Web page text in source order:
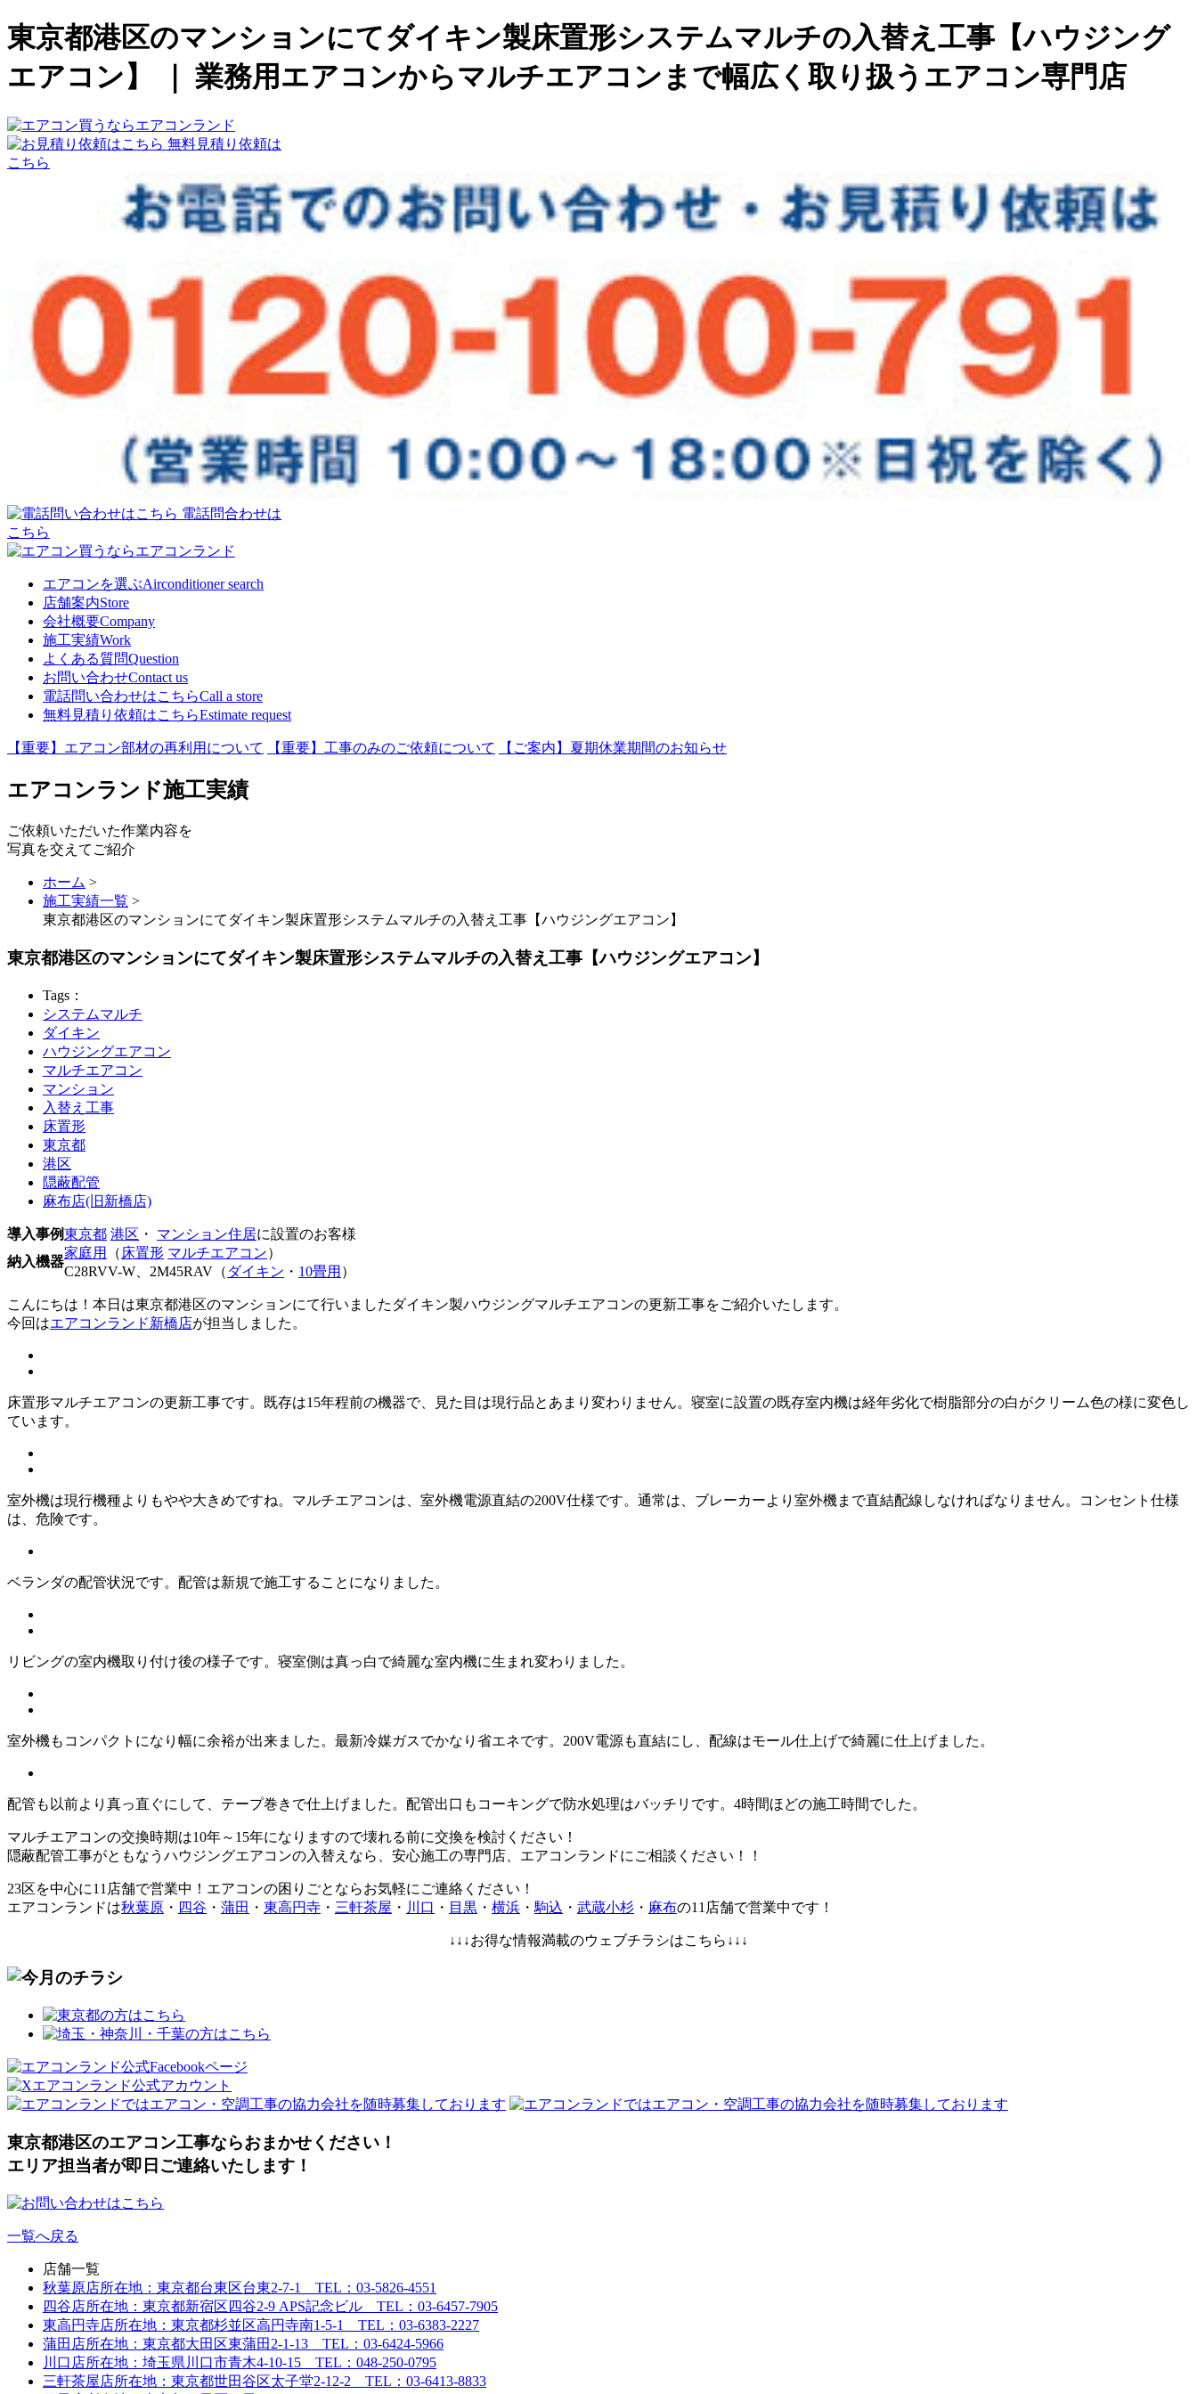
東京都港区のマンションにてダイキン製床置形システムマルチの入替え工事【ハウジング
エアコン】 ｜ 業務用エアコンからマルチエアコンまで幅広く取り扱うエアコン専門店
無料見積り依頼は
こちら
電話問合わせは
こちら
エアコンを選ぶAirconditioner search
店舗案内Store
会社概要Company
施工実績Work
よくある質問Question
お問い合わせContact us
電話問い合わせはこちらCall a store
無料見積り依頼はこちらEstimate request
【重要】エアコン部材の再利用について 【重要】工事のみのご依頼について 【ご案内】夏期休業期間のお知らせ
エアコンランド施工実績
ご依頼いただいた作業内容を
写真を交えてご紹介
ホーム >
施工実績一覧 >
東京都港区のマンションにてダイキン製床置形システムマルチの入替え工事【ハウジングエアコン】
東京都港区のマンションにてダイキン製床置形システムマルチの入替え工事【ハウジングエアコン】
Tags：
システムマルチ
ダイキン
ハウジングエアコン
マルチエアコン
マンション
入替え工事
床置形
東京都
港区
隠蔽配管
麻布店(旧新橋店)
導入事例東京都 港区 ・ マンション住居に設置のお客様
納入機器
家庭用 （ 床置形 マルチエアコン）
C28RVV-W、2M45RAV（ ダイキン ・ 10畳用 ）
こんにちは！本日は東京都港区のマンションにて行いましたダイキン製ハウジングマルチエアコンの更新工事をご紹介いたします。
今回はエアコンランド新橋店が担当しました。
床置形マルチエアコンの更新工事です。既存は15年程前の機器で、見た目は現行品とあまり変わりません。寝室に設置の既存室内機は経年劣化で樹脂部分の白がクリーム色の様に変色し
ています。
室外機は現行機種よりもやや大きめですね。マルチエアコンは、室外機電源直結の200V仕様です。通常は、ブレーカーより室外機まで直結配線しなければなりません。コンセント仕様
は、危険です。
ベランダの配管状況です。配管は新規で施工することになりました。
リビングの室内機取り付け後の様子です。寝室側は真っ白で綺麗な室内機に生まれ変わりました。
室外機もコンパクトになり幅に余裕が出来ました。最新冷媒ガスでかなり省エネです。200V電源も直結にし、配線はモール仕上げで綺麗に仕上げました。
配管も以前より真っ直ぐにして、テープ巻きで仕上げました。配管出口もコーキングで防水処理はバッチリです。4時間ほどの施工時間でした。
マルチエアコンの交換時期は10年～15年になりますので壊れる前に交換を検討ください！
隠蔽配管工事がともなうハウジングエアコンの入替えなら、安心施工の専門店、エアコンランドにご相談ください！！
23区を中心に11店舗で営業中！エアコンの困りごとならお気軽にご連絡ください！
エアコンランドは秋葉原 ・ 四谷 ・ 蒲田 ・ 東高円寺 ・ 三軒茶屋 ・ 川口 ・ 目黒 ・ 横浜 ・ 駒込 ・ 武蔵小杉 ・ 麻布の11店舗で営業中です！
↓↓↓お得な情報満載のウェブチラシはこちら↓↓↓
東京都港区のエアコン工事ならおまかせください！
エリア担当者が即日ご連絡いたします！
一覧へ戻る
店舗一覧
秋葉原店所在地：東京都台東区台東2-7-1 TEL：03-5826-4551
四谷店所在地：東京都新宿区四谷2-9 APS記念ビル TEL：03-6457-7905
東高円寺店所在地：東京都杉並区高円寺南1-5-1 TEL：03-6383-2227
蒲田店所在地：東京都大田区東蒲田2-1-13 TEL：03-6424-5966
川口店所在地：埼玉県川口市青木4-10-15 TEL：048-250-0795
三軒茶屋店所在地：東京都世田谷区太子堂2-12-2 TEL：03-6413-8833